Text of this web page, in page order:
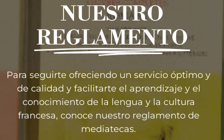
NUESTRO
REGLAMENTO
Para seguirte ofreciendo un servicio óptimo y
de calidad y facilitarte el aprendizaje y el
conocimiento de la lengua y la cultura
francesa, conoce nuestro reglamento de
mediatecas.